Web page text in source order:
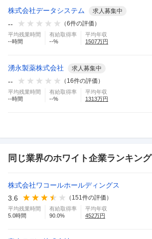
株式会社データシステム 求人募集中
-- （6件の評価）
平均残業時間
--時間
有給取得率
--%
平均年収
1507万円
湧永製薬株式会社 求人募集中
-- （ 16件の評価）
平均残業時間
--時間
有給取得率
--%
平均年収
1313万円
同じ業界のホワイト企業ランキング
株式会社ワコールホールディングス
3.6
（ 151件の評価）
平均残業時間
5.0時間
有給取得率
90.0%
平均年収
452万円